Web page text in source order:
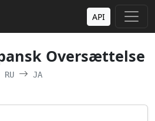
API
Oversættelse
RU JA